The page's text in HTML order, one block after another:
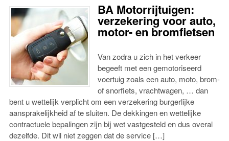
BA Motorrijtuigen:
verzekering voor auto,
motor- en bromfietsen
Van zodra u zich in het verkeer
begeeft met een gemotoriseerd
voertuig zoals een auto, moto, brom-
of snorfiets, vrachtwagen, … dan
bent u wettelijk verplicht om een verzekering burgerlijke
aansprakelijkheid af te sluiten. De dekkingen en wettelijke
contractuele bepalingen zijn bij wet vastgesteld en dus overal
dezelfde. Dit wil niet zeggen dat de service […]